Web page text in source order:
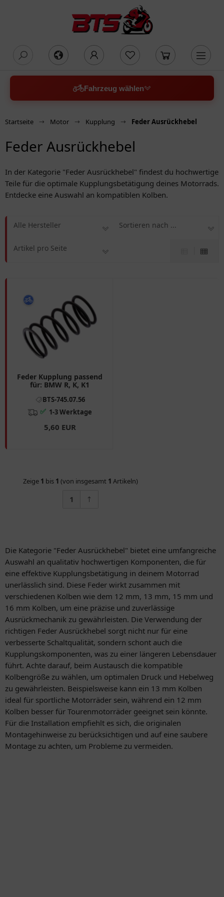
Fahrzeug wählen
Startseite Motor Kupplung Feder Ausrückhebel
Feder Ausrückhebel
In der Kategorie "Feder Ausrückhebel" findest du hochwertige
Teile für die optimale Kupplungsbetätigung deines Motorrads.
Entdecke eine Auswahl an kompatiblen Kolben.
Alle Hersteller Sortieren nach ...
Artikel pro Seite
Feder Kupplung passend
für: BMW R, K, K1
BTS-745.07.56
✅ 1-3 Werktage
5,60 EUR
Zeige 1 bis 1 (von insgesamt 1 Artikeln)
1
Die Kategorie "Feder Ausrückhebel" bietet eine umfangreiche
Auswahl an qualitativ hochwertigen Komponenten, die für
eine effektive Kupplungsbetätigung in deinem Motorrad
unerlässlich sind. Diese Feder wirkt zusammen mit
verschiedenen Kolben wie dem 12 mm, 13 mm, 15 mm und
16 mm Kolben, um eine präzise und zuverlässige
Ausrückmechanik zu gewährleisten. Die Verwendung der
richtigen Feder Ausrückhebel sorgt nicht nur für eine
verbesserte Schaltqualität, sondern schont auch die
Kupplungskomponenten, was zu einer längeren Lebensdauer
führt. Achte darauf, beim Austausch die kompatible
Kolbengröße zu wählen, um optimalen Druck und Hebelweg
zu gewährleisten. Beispielsweise kann ein 13 mm Kolben
ideal für sportliche Motorräder sein, während ein 12 mm
Kolben besser für Tourenmotorräder geeignet sein könnte.
Für die Installation empfiehlt es sich, die originalen
Montagehinweise zu berücksichtigen und auf eine saubere
Montage zu achten, um Probleme zu vermeiden.